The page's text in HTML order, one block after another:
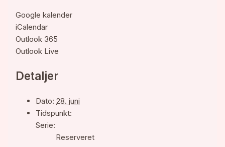
Google kalender
iCalendar
Outlook 365
Outlook Live
Detaljer
Dato: 28. juni
Tidspunkt:
Serie:
Reserveret